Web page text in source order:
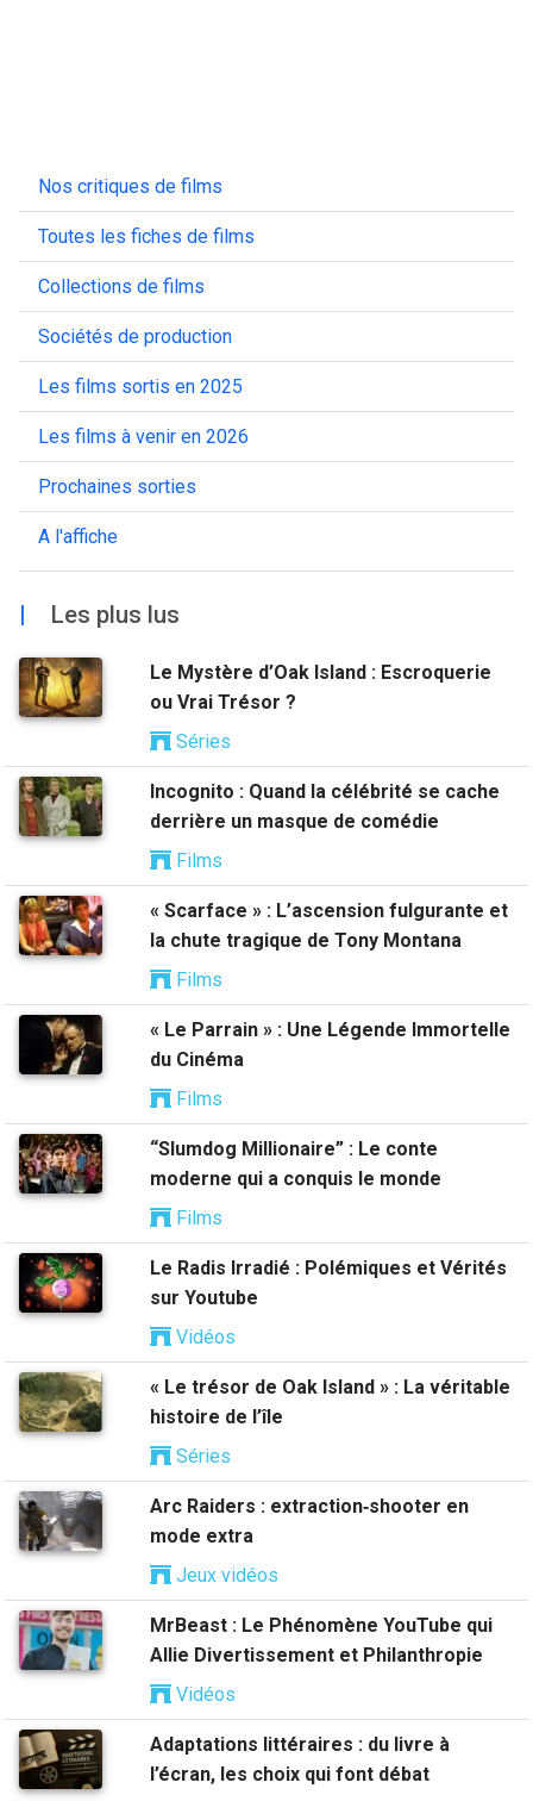
Nos critiques de films
Toutes les fiches de films
Collections de films
Sociétés de production
Les films sortis en 2025
Les films à venir en 2026
Prochaines sorties
A l'affiche
| Les plus lus
Le Mystère d’Oak Island : Escroquerie
ou Vrai Trésor ?
Séries
Incognito : Quand la célébrité se cache
derrière un masque de comédie
Films
« Scarface » : L’ascension fulgurante et
la chute tragique de Tony Montana
Films
« Le Parrain » : Une Légende Immortelle
du Cinéma
Films
“Slumdog Millionaire” : Le conte
moderne qui a conquis le monde
Films
Le Radis Irradié : Polémiques et Vérités
sur Youtube
Vidéos
« Le trésor de Oak Island » : La véritable
histoire de l’île
Séries
Arc Raiders : extraction‑shooter en
mode extra
Jeux vidéos
MrBeast : Le Phénomène YouTube qui
Allie Divertissement et Philanthropie
Vidéos
Adaptations littéraires : du livre à
l’écran, les choix qui font débat